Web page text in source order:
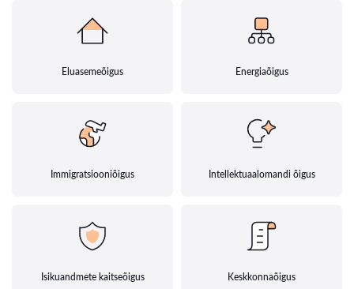
Eluasemeõigus Energiaõigus
Immigratsiooniõigus Intellektuaalomandi õigus
Isikuandmete kaitseõigus Keskkonnaõigus